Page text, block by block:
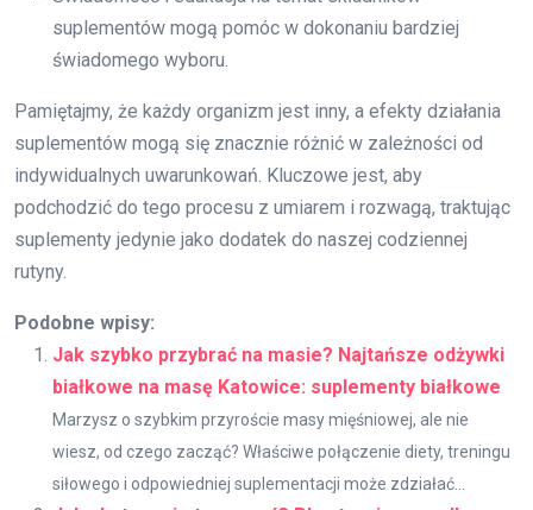
suplementów mogą pomóc w dokonaniu bardziej
świadomego wyboru.
Pamiętajmy, że każdy organizm jest inny, a efekty działania
suplementów mogą się znacznie różnić w zależności od
indywidualnych uwarunkowań. Kluczowe jest, aby
podchodzić do tego procesu z umiarem i rozwagą, traktując
suplementy jedynie jako dodatek do naszej codziennej
rutyny.
Podobne wpisy:
Jak szybko przybrać na masie? Najtańsze odżywki
białkowe na masę Katowice: suplementy białkowe
Marzysz o szybkim przyroście masy mięśniowej, ale nie
wiesz, od czego zacząć? Właściwe połączenie diety, treningu
siłowego i odpowiedniej suplementacji może zdziałać...